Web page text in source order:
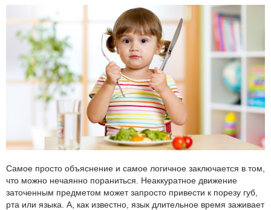
Самое просто объяснение и самое логичное заключается в том,
что можно нечаянно пораниться. Неаккуратное движение
заточенным предметом может запросто привести к порезу губ,
рта или языка. А, как известно, язык длительное время заживает